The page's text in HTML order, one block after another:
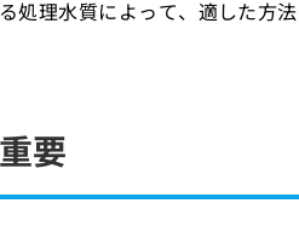
処理水質によって、適した方
要